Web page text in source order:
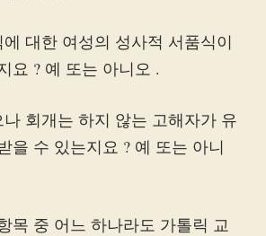
대한 여성의 성사적 서품식이
요 ? 예 또는 아니오 .
회개는 하지 않는 고해자가 유
을 수 있는지요 ? 예 또는 아니
목 중 어느 하나라도 가톨릭 교